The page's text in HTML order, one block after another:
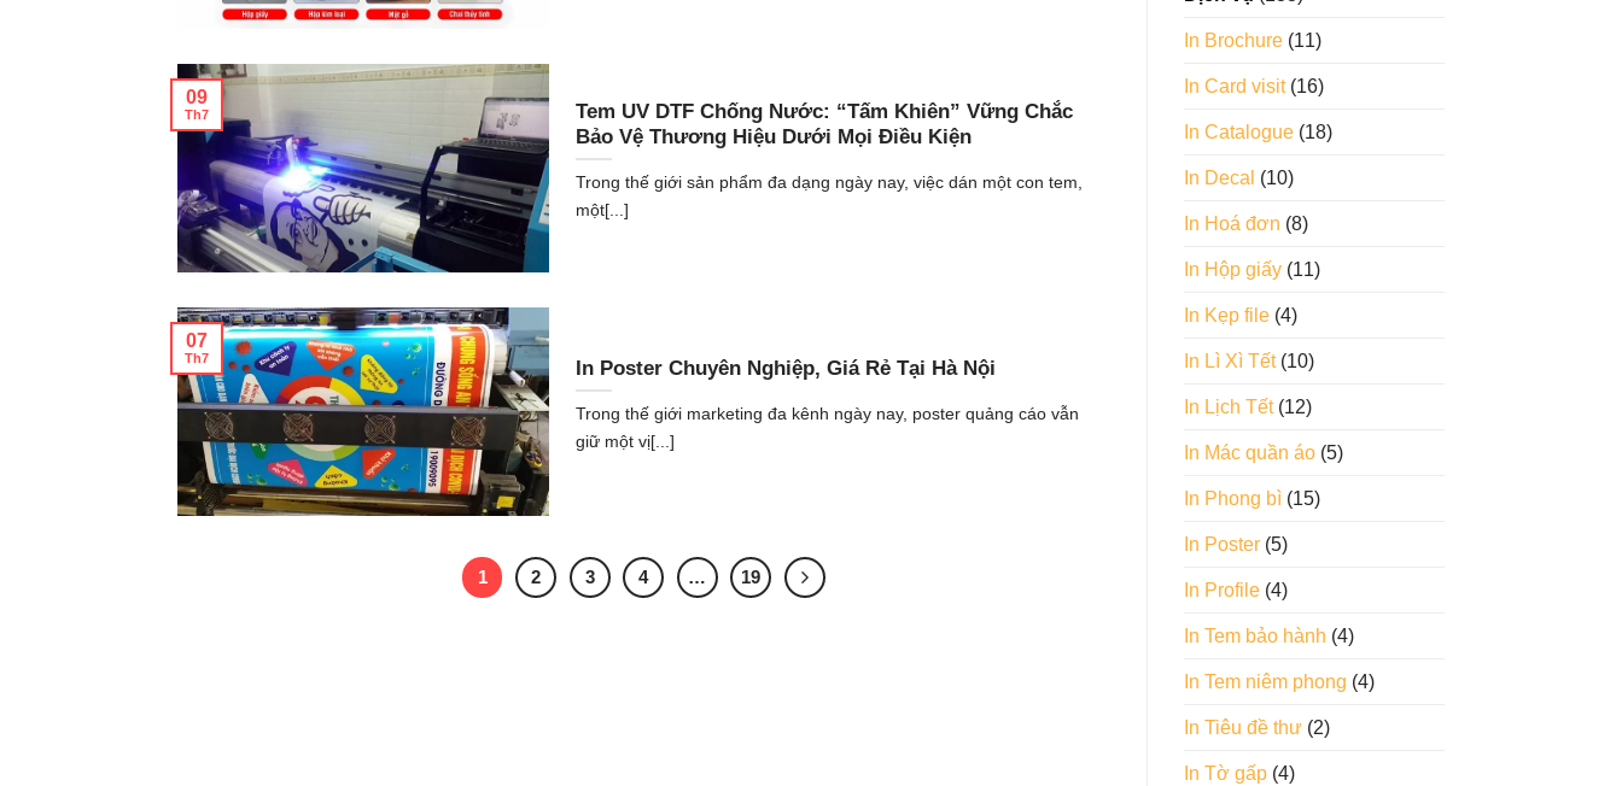
Tem UV DTF Chống Nước: “Tấm Khiên” Vững Chắc
Bảo Vệ Thương Hiệu Dưới Mọi Điều Kiện
Trong thế giới sản phẩm đa dạng ngày nay, việc dán một con tem,
một[...]
09
Th7
In Poster Chuyên Nghiệp, Giá Rẻ Tại Hà Nội
Trong thế giới marketing đa kênh ngày nay, poster quảng cáo vẫn
giữ một vị[...]
07
Th7
1 2 3 4 … 19
In Brochure(11)
In Card visit(16)
In Catalogue(18)
In Decal (10)
In Hoá đơn (8)
In Hộp giấy(11)
In Kẹp file(4)
In Lì Xì Tết(10)
In Lịch Tết(12)
In Mác quần áo(5)
In Phong bì(15)
In Poster(5)
In Profile(4)
In Tem bảo hành (4)
In Tem niêm phong (4)
In Tiêu đề thư(2)
In Tờ gấp(4)